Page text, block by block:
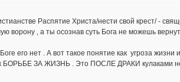
Распятие Христа/нести свой крест/ -
ворону , а ты осознав суть Бога не можешь
его нет . А вот такое понятие как угроза
БОРЬБЕ ЗА ЖИЗНЬ . Это ПОСЛЕ ДРАКИ кулаками